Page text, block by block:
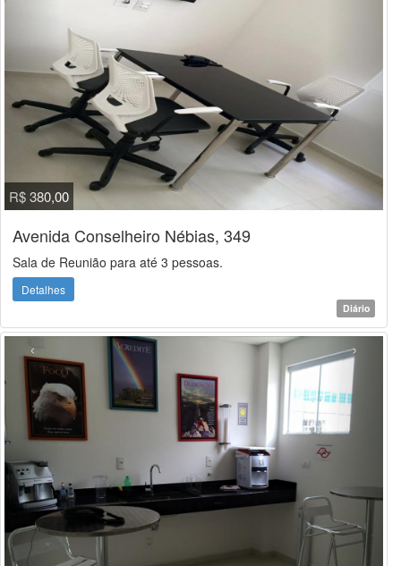
R$ 380,00
Avenida Conselheiro Nébias, 349
Sala de Reunião para até 3 pessoas.
Detalhes
Diário
‹ ›